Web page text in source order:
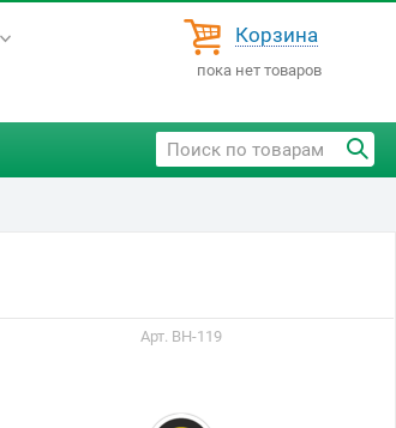
Корзина
пока нет товаров
Арт. ВН-119